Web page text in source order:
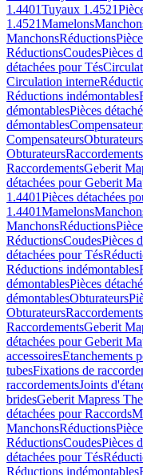
1.4401Tuyaux 1.4521
1.4521Mamelons
ManchonsRéductions
RéductionsCoudesPièces
détachées pour Tés
Circulation interne
Réductions indémontables
démontablesPièces
démontables
CompensateursObturateurs
ObturateursRaccordements
RaccordementsGeberit
détachées pour Geberit
1.4401Pièces détachées
1.4401Mamelons
ManchonsRéductions
RéductionsCoudesPièces
détachées pour Tés
Réductions indémontables
démontablesPièces
démontablesObturateurs
ObturateursRaccordements
RaccordementsGeberit
détachées pour Geberit
accessoiresEtanchements
tubesFixations de
raccordementsJoints
bridesGeberit Mapress
détachées pour Raccords
ManchonsRéductions
RéductionsCoudesPièces
détachées pour Tés
Réductions indémontables